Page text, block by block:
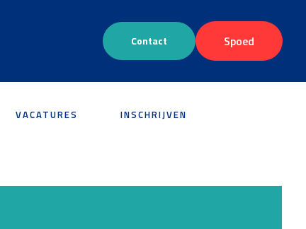
Contact Spoed
VACATURES INSCHRIJVEN